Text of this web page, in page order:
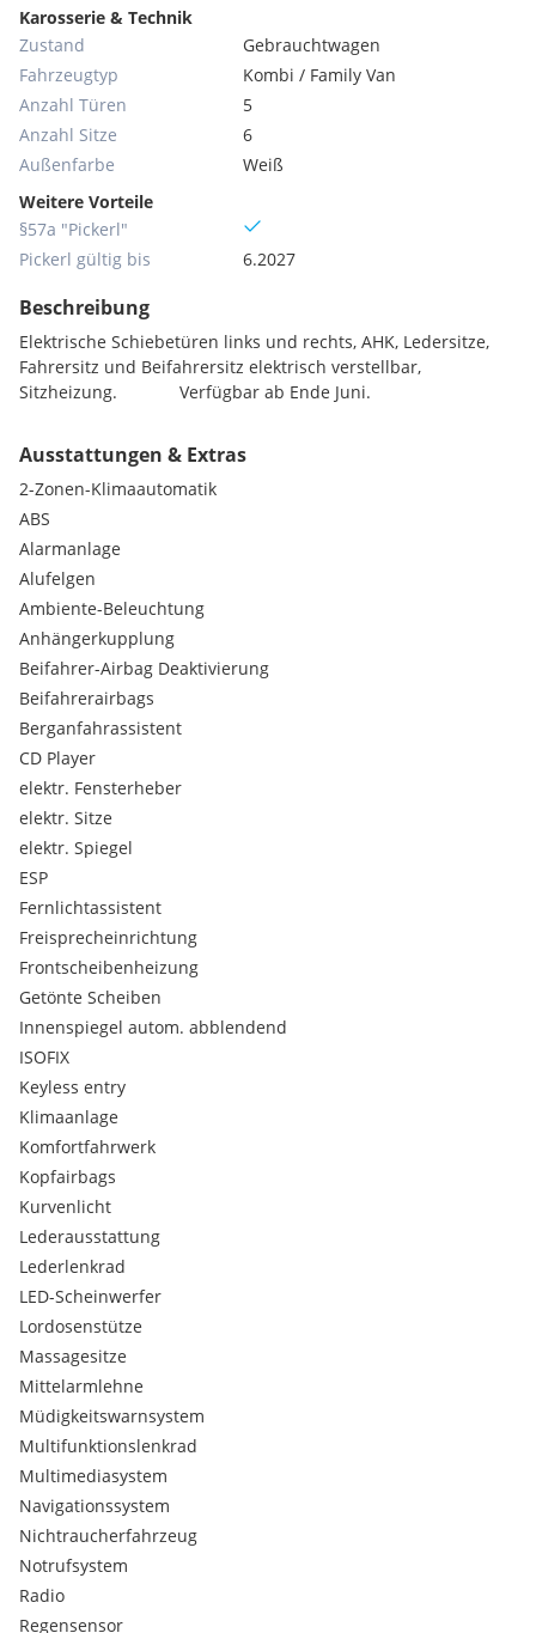
Karosserie & Technik
Zustand
Gebrauchtwagen
Fahrzeugtyp
Kombi / Family Van
Anzahl Türen
5
Anzahl Sitze
6
Außenfarbe
Weiß
Weitere Vorteile
§57a "Pickerl"
Pickerl gültig bis
6.2027
Beschreibung
Elektrische Schiebetüren links und rechts, AHK, Ledersitze,
Fahrersitz und Beifahrersitz elektrisch verstellbar,
Sitzheizung. Verfügbar ab Ende Juni.
Ausstattungen & Extras
2-Zonen-Klimaautomatik
ABS
Alarmanlage
Alufelgen
Ambiente-Beleuchtung
Anhängerkupplung
Beifahrer-Airbag Deaktivierung
Beifahrerairbags
Berganfahrassistent
CD Player
elektr. Fensterheber
elektr. Sitze
elektr. Spiegel
ESP
Fernlichtassistent
Freisprecheinrichtung
Frontscheibenheizung
Getönte Scheiben
Innenspiegel autom. abblendend
ISOFIX
Keyless entry
Klimaanlage
Komfortfahrwerk
Kopfairbags
Kurvenlicht
Lederausstattung
Lederlenkrad
LED-Scheinwerfer
Lordosenstütze
Massagesitze
Mittelarmlehne
Müdigkeitswarnsystem
Multifunktionslenkrad
Multimediasystem
Navigationssystem
Nichtraucherfahrzeug
Notrufsystem
Radio
Regensensor